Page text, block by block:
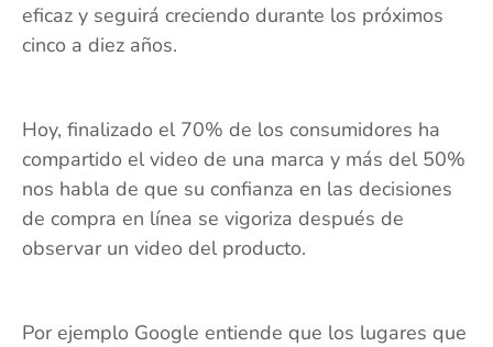
eficaz y seguirá creciendo durante los próximos
cinco a diez años.
Hoy, finalizado el 70% de los consumidores ha
compartido el video de una marca y más del 50%
nos habla de que su confianza en las decisiones
de compra en línea se vigoriza después de
observar un video del producto.
Por ejemplo Google entiende que los lugares que